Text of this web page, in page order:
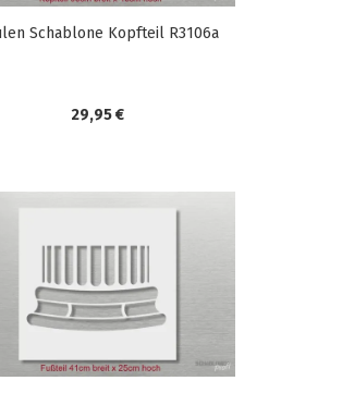
Schablone Kopfteil R3106a
29,95 €